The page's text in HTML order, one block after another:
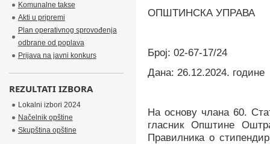
ОПШТИНСКА УПРАВА
Број: 02-67-17/24
Дана: 26.12.2024. године
На основу члана 60.
гласник Општине
Правилника о
Komunalne takse
Akti u pripremi
Plan operativnog sprovođenja
odbrane od poplava
Prijava na javni konkurs
REZULTATI IZBORA
Lokalni izbori 2024
Načelnik opštine
Skupština opštine